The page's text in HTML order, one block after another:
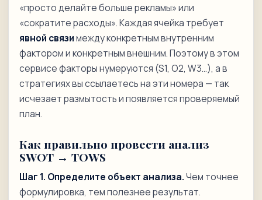
«просто делайте больше рекламы» или
«сократите расходы». Каждая ячейка требует
явной связимежду конкретным внутренним
фактором и конкретным внешним. Поэтому в этом
сервисе факторы нумеруются (S1, O2, W3…), а в
стратегиях вы ссылаетесь на эти номера — так
исчезает размытость и появляется проверяемый
план.
Как правильно провести анализ
SWOT → TOWS
Шаг 1. Определите объект анализа.Чем точнее
формулировка, тем полезнее результат.